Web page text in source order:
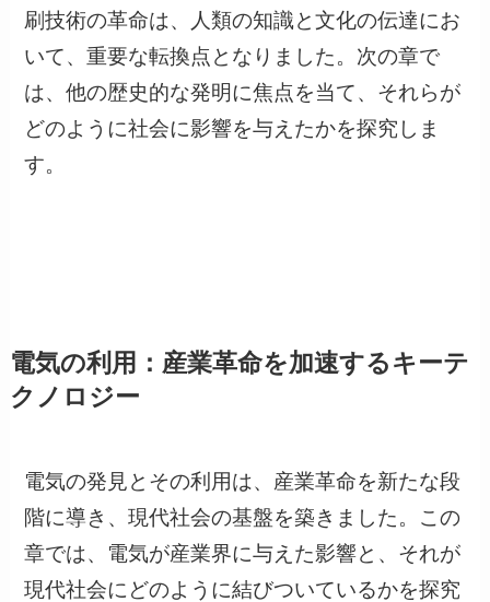
刷技術の革命は、人類の知識と文化の伝達にお
いて、重要な転換点となりました。次の章で
は、他の歴史的な発明に焦点を当て、それらが
どのように社会に影響を与えたかを探究しま
す。
電気の利用：産業革命を加速するキーテ
クノロジー
電気の発見とその利用は、産業革命を新たな段
階に導き、現代社会の基盤を築きました。この
章では、電気が産業界に与えた影響と、それが
現代社会にどのように結びついているかを探究